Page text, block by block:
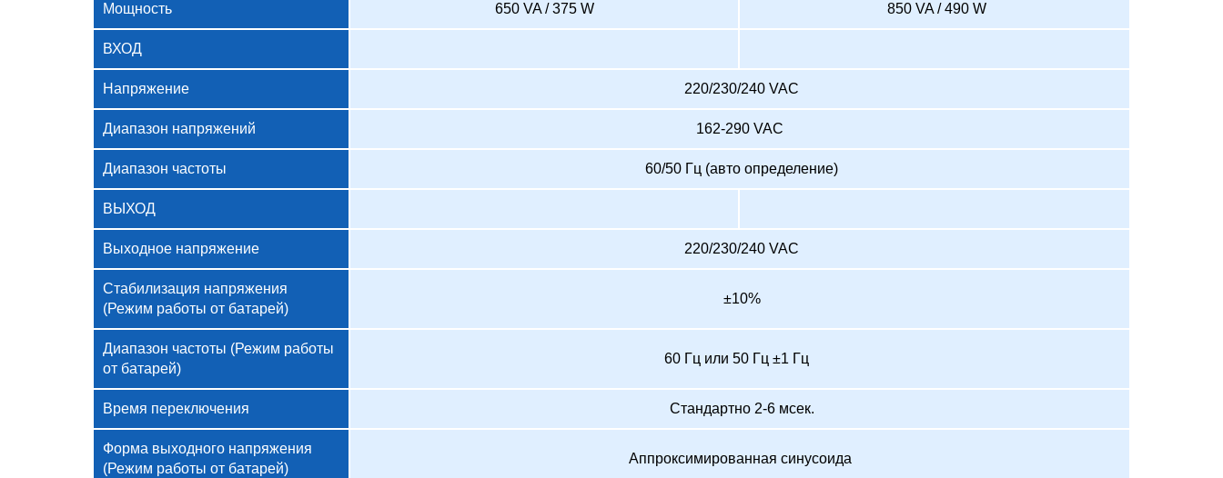
Мощность 650 VA / 375 W 850 VA / 490 W
ВХОД
Напряжение 220/230/240 VAC
Диапазон напряжений 162-290 VAC
Диапазон частоты 60/50 Гц (авто определение)
ВЫХОД
Выходное напряжение 220/230/240 VAC
Стабилизация напряжения
(Режим работы от батарей)
±10%
Диапазон частоты (Режим работы
от батарей)
60 Гц или 50 Гц ±1 Гц
Время переключения Стандартно 2-6 мсек.
Форма выходного напряжения
(Режим работы от батарей)
Аппроксимированная синусоида